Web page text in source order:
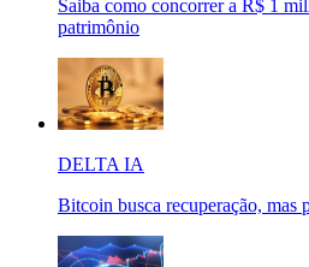
Saiba como concorrer a R$ 1
patrimônio
DELTA IA
Bitcoin busca recuperação, mas